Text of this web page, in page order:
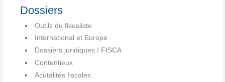
Dossiers
Outils du fiscaliste
International et Europe
Dossiers juridiques / FISCA
Contentieux
Acutalités fiscales